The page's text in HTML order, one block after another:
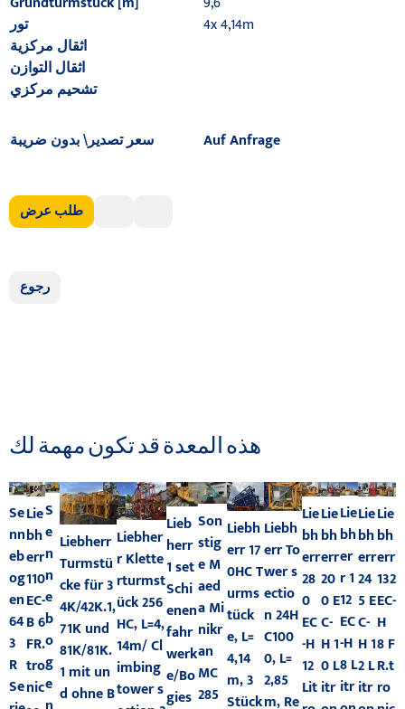
تور
4x 4,14m
اثقال مركزية
اثقال التوازن
تشحيم مركزي
سعر تصدير\ بدون ضريبة Auf Anfrage
طلب عرض
رجوع
هذه المعدة قد تكون مهمة لك
Se
nn
eb
og
en
64
3
R
Se
Lie
bh
err
110
EC-
B 6
FR.
tro
nic
S
e
n
n
e
b
o
g
e
Liebherr
Turmstü
cke für 3
4K/42K.1,
71K und
81K/81K.
1 mit un
d ohne B
Liebher
r Klette
rturmst
ück 256
HC, L=4,
14m/ Cl
imbing
tower s
Lieb
herr
1 set
Schi
enen
fahr
werk
e/Bo
gies
Son
stig
e M
aed
a Mi
nikr
an
MC
285
Liebh
err 17
0HC T
urms
tück
e, L=
4,14
m, 3
Stück
Liebh
err To
wer s
ectio
n 24H
C100
0, L=
2,85
m, Re
Lie
bh
err
28
0
EC
-H
12
Lit
Lie
bh
err
20
0 E
C-
H 1
0 L
itr
Lie
bh
er
r 1
12
EC
-H
8 L
itr
Lie
bh
err
24
5 E
C-
H 1
2 L
itr
Lie
bh
err
132
EC-
H
8 F
R.t
ro